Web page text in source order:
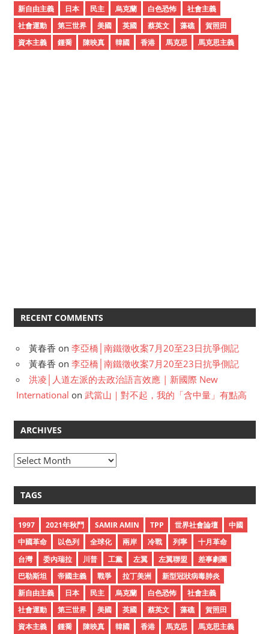
新自由主義
日本 民主 烏克蘭 白色恐怖
社會主義
社會運動
第三世界 美國 英國 蔡英文 藻礁
賀照田
資本主義
鍾喬 陳映真 韓國 香港 馬克思 馬克思主義
RECENT COMMENTS
黃春香 on 李亞橋│南鐵徵收案7月20至23日抗爭側記
黃春香 on 李亞橋│南鐵徵收案7月20至23日抗爭側記
洪凌│人道左派的去政治語言效應 | 新國際 New
International on 武當山｜對不起，我的「含中量」有點高
ARCHIVES
A
h
v
e
s
TAGS
1997 2021年秋鬥 SAMIR AMIN TPP 世界社會論壇
中國
中國革命
以色列 全球化 兩岸 冷戰 列寧
十月革命
台灣
委內瑞拉 川普 工黨 左翼 左翼聯盟
差事劇團
巴勒斯坦
帝國主義 戰爭 拉丁美洲
新型冠狀病毒肺炎
新自由主義
日本 民主 烏克蘭 白色恐怖
社會主義
社會運動
第三世界 美國 英國 蔡英文 藻礁
賀照田
資本主義
鍾喬 陳映真 韓國 香港 馬克思 馬克思主義